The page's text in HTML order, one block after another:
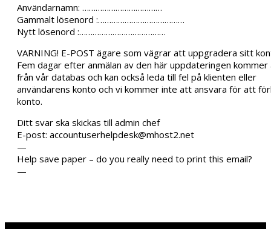
Användarnamn: ………………………………
Gammalt lösenord :…………………………………
Nytt lösenord :…………………………………
VARNING! E-POST ägare som vägrar att uppgradera sitt
Fem dagar efter anmälan av den här uppdateringen
från vår databas och kan också leda till fel på klienten eller
användarens konto och vi kommer inte att ansvara för att
konto.
Ditt svar ska skickas till admin chef
E-post: accountuserhelpdesk@mhost2.net
—
Help save paper – do you really need to print this email?
—